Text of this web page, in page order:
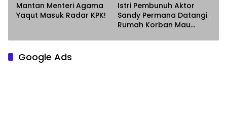
Mantan Menteri Agama
Yaqut Masuk Radar KPK!
Istri Pembunuh Aktor
Sandy Permana Datangi
Rumah Korban Mau
Google Ads